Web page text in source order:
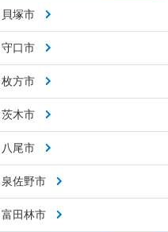
貝塚市
守口市
枚方市
茨木市
八尾市
泉佐野市
富田林市